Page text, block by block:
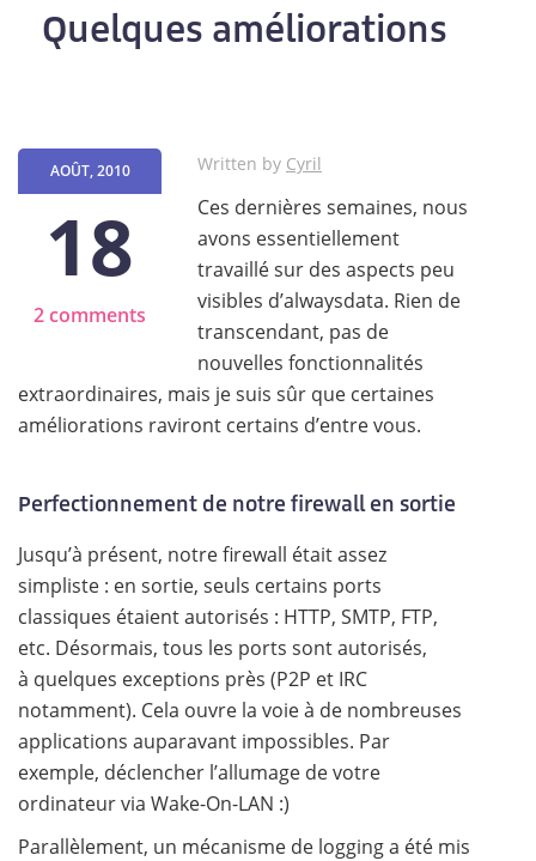
Quelques améliorations
AOÛT, 2010
18
2 comments
Written by Cyril
Ces dernières semaines, nous
avons essentiellement
travaillé sur des aspects peu
visibles d’alwaysdata. Rien de
transcendant, pas de
nouvelles fonctionnalités
extraordinaires, mais je suis sûr que certaines
améliorations raviront certains d’entre vous.
Perfectionnement de notre firewall en sortie
Jusqu’à présent, notre firewall était assez
simpliste : en sortie, seuls certains ports
classiques étaient autorisés : HTTP, SMTP, FTP,
etc. Désormais, tous les ports sont autorisés,
à quelques exceptions près (P2P et IRC
notamment). Cela ouvre la voie à de nombreuses
applications auparavant impossibles. Par
exemple, déclencher l’allumage de votre
ordinateur via Wake-On-LAN :)
Parallèlement, un mécanisme de logging a été mis